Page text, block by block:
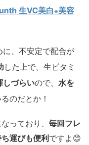
生VC美白 ※美容
に、不安定で配合が
した上で、生ビタミ
しづらいので、 水を
のだとか！
っており、 毎回フレ
運びも便利ですよ😊